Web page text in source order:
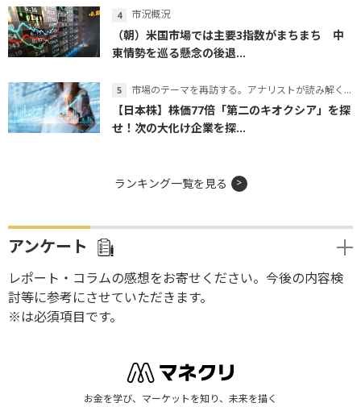
市況概況
（朝）米国市場では主要3指数がまちまち 中
東情勢を巡る懸念の後退...
市場のテーマを再訪する。アナリストが読み解くテーマの本質
【日本株】株価77倍「第二のキオクシア」を探
せ！次の大化け企業を探...
ランキング一覧を見る
アンケート
レポート・コラムの感想をお寄せください。今後の内容検
討等に参考にさせていただきます。
※は必須項目です。
お金を学び、マーケットを知り、未来を描く